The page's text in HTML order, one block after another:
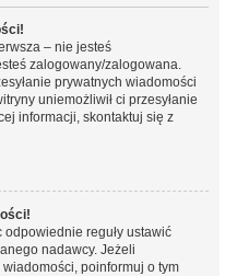
– nie jesteś
zalogowany/zalogowana.
prywatnych wiadomości
uniemożliwił ci przesyłanie
informacji, skontaktuj się z
reguły ustawić
nadawcy. Jeżeli
poinformuj o tym